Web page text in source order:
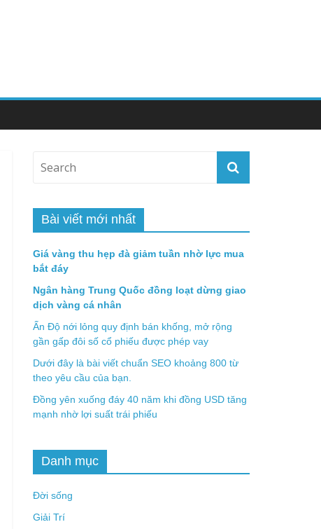
Bài viết mới nhất
Giá vàng thu hẹp đà giảm tuần nhờ lực mua
bắt đáy
Ngân hàng Trung Quốc đồng loạt dừng giao
dịch vàng cá nhân
Ấn Độ nới lỏng quy định bán khống, mở rộng
gần gấp đôi số cổ phiếu được phép vay
Dưới đây là bài viết chuẩn SEO khoảng 800 từ
theo yêu cầu của bạn.
Đồng yên xuống đáy 40 năm khi đồng USD tăng
mạnh nhờ lợi suất trái phiếu
Danh mục
Đời sống
Giải Trí